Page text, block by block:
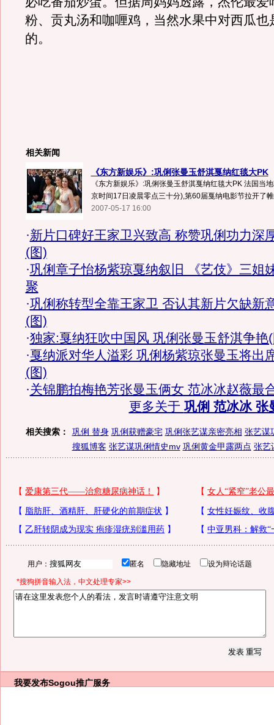
粉、贡丸汤和咖喱鸡，当然水果中对西瓜也
的。
相关新闻
《东方新娱乐》:巩俐张曼玉舒淇戛纳红毯大PK
《东方新娱乐》:巩俐张曼玉舒淇戛纳红毯大PK 法国当
京时间17日凌晨零点三十分),第60届戛纳电影节拉开了
2007-05-17 16:00
·新片口碑好王家卫兴致高 称赞巩俐功力深
(图)
·巩俐章子怡杨紫琼戛纳叙旧 《艺伎》三姐
聚
·巩俐称转型全靠王家卫 否认其新片欠缺新
(图)
·独家:戛纳狂吹中国风 巩俐张曼玉舒淇争艳
·戛纳派对华人溢彩 巩俐杨紫琼张曼玉将出
(图)
·关锦鹏拍梅艳芳张曼玉俩女 范冰冰赵薇最
更多关于 巩俐 范冰冰 张
相关搜索： 巩俐 替身 巩俐获赠豪宅 巩俐张艺谋亲密亮相 张艺谋
搜狐博客 张艺谋巩俐情史mv 巩俐黄金甲露两点 张艺
用户： 匿名 隐藏地址 设为辩论话题
*搜狗拼音输入法，中文处理专家>>
我要发布Sogou推广服务